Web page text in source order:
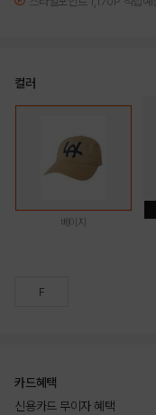
컬러
베이지
F
카드혜택
신용카드 무이자 혜택